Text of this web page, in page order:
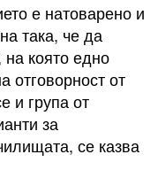
е натоварено и
така, че да
която едно
отговорност от
и група от
за
се казва